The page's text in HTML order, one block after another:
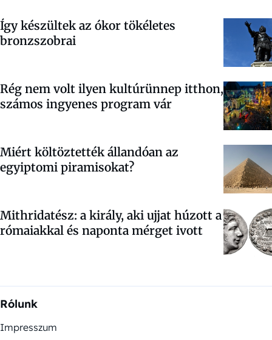
Így készültek az ókor tökéletes
bronzszobrai
Rég nem volt ilyen kultúrünnep itthon,
számos ingyenes program vár
Miért költöztették állandóan az
egyiptomi piramisokat?
Mithridatész: a király, aki ujjat húzott a
rómaiakkal és naponta mérget ivott
Rólunk
Impresszum